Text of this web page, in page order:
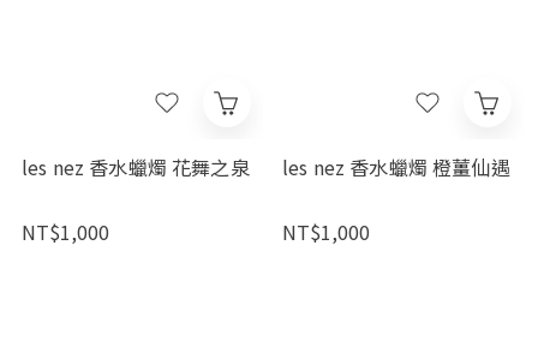
les nez 香水蠟燭 花舞之泉
NT$1,000
les nez 香水蠟燭 橙薑仙遇
NT$1,000